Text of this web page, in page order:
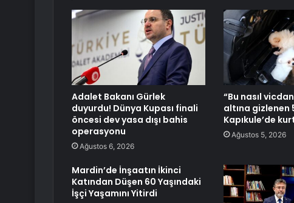
Adalet Bakanı Gürlek
duyurdu! Dünya Kupası finali
öncesi dev yasa dışı bahis
operasyonu
Ağustos 6, 2026
“Bu nasıl
altına gizlenen
Kapıkule’de
Ağustos 5, 2026
Mardin’de İnşaatın İkinci
Katından Düşen 60 Yaşındaki
İşçi Yaşamını Yitirdi